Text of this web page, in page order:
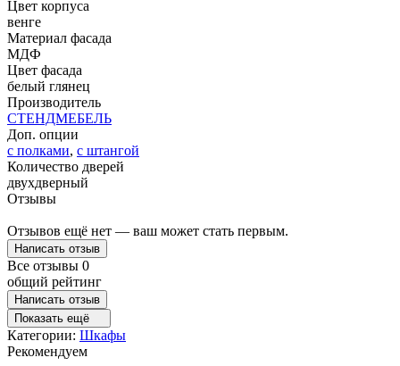
Цвет корпуса
венге
Материал фасада
МДФ
Цвет фасада
белый глянец
Производитель
СТЕНДМЕБЕЛЬ
Доп. опции
с полками, с штангой
Количество дверей
двухдверный
Отзывы
Отзывов ещё нет — ваш может стать первым.
Написать отзыв
Все отзывы 0
общий рейтинг
Написать отзыв
Показать ещё
Категории: Шкафы
Рекомендуем